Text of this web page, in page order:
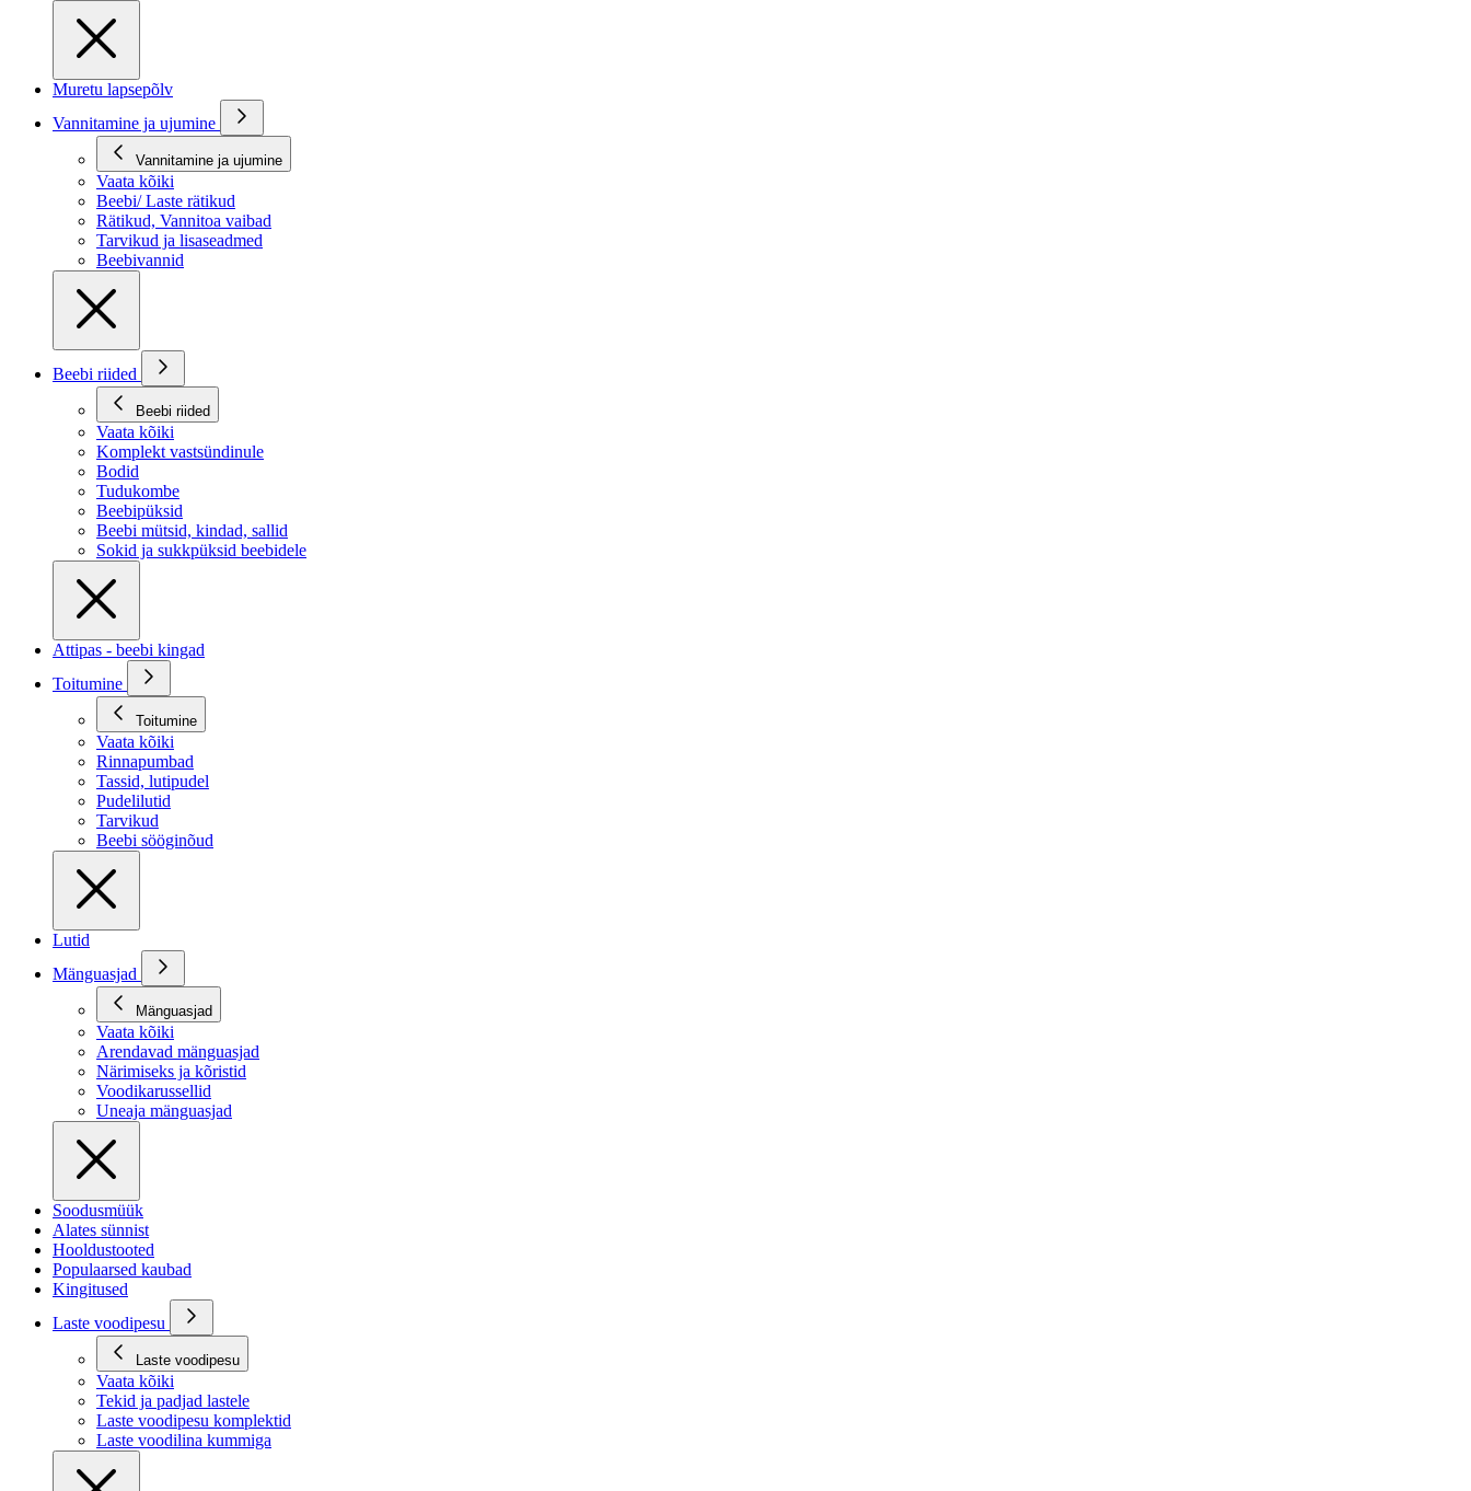
Muretu lapsepõlv
Vannitamine ja ujumine
Vannitamine ja ujumine
Vaata kõiki
Beebi/ Laste rätikud
Rätikud, Vannitoa vaibad
Tarvikud ja lisaseadmed
Beebivannid
Beebi riided
Beebi riided
Vaata kõiki
Komplekt vastsündinule
Bodid
Tudukombe
Beebipüksid
Beebi mütsid, kindad, sallid
Sokid ja sukkpüksid beebidele
Attipas - beebi kingad
Toitumine
Toitumine
Vaata kõiki
Rinnapumbad
Tassid, lutipudel
Pudelilutid
Tarvikud
Beebi sööginõud
Lutid
Mänguasjad
Mänguasjad
Vaata kõiki
Arendavad mänguasjad
Närimiseks ja kõristid
Voodikarussellid
Uneaja mänguasjad
Soodusmüük
Alates sünnist
Hooldustooted
Populaarsed kaubad
Kingitused
Laste voodipesu
Laste voodipesu
Vaata kõiki
Tekid ja padjad lastele
Laste voodipesu komplektid
Laste voodilina kummiga